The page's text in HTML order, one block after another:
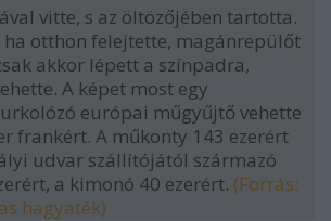
vitte, s az öltözőjében tartotta.
otthon felejtette, magánrepülőt
akkor lépett a színpadra,
A képet most egy
európai műgyűjtő vehette
frankért. A műkonty 143 ezerért
udvar szállítójától származó
a kimonó 40 ezerért. (Forrás:
hagyaték)